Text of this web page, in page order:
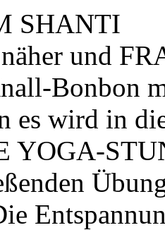
SHANTI
und
Bonbon
es wird in
YOGA-